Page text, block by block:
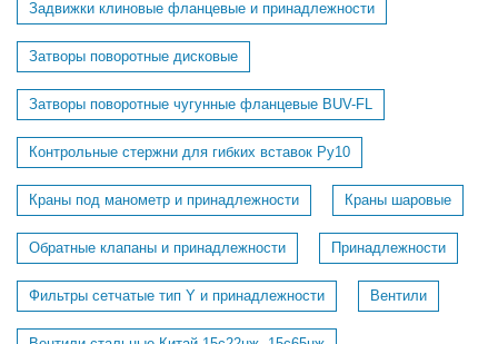
Задвижки клиновые фланцевые и принадлежности
Затворы поворотные дисковые
Затворы поворотные чугунные фланцевые BUV-FL
Контрольные стержни для гибких вставок Ру10
Краны под манометр и принадлежности Краны шаровые
Обратные клапаны и принадлежности Принадлежности
Фильтры сетчатые тип Y и принадлежности Вентили